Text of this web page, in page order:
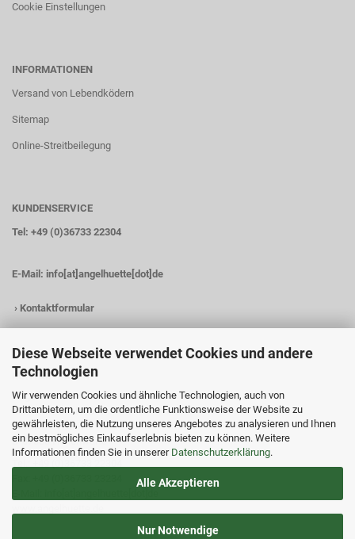
Diese Webseite verwendet Cookies und andere
Technologien
Wir verwenden Cookies und ähnliche Technologien, auch von
Drittanbietern, um die ordentliche Funktionsweise der Website zu
gewährleisten, die Nutzung unseres Angebotes zu analysieren und Ihnen
ein bestmögliches Einkaufserlebnis bieten zu können. Weitere
Informationen finden Sie in unserer Datenschutzerklärung.
Alle Akzeptieren
Nur Notwendige
Cookie Einstellungen
INFORMATIONEN
Versand von Lebendködern
Sitemap
Online-Streitbeilegung
KUNDENSERVICE
Tel: +49 (0)36733 22304
E-Mail: info[at]angelhuette[dot]de
› Kontaktformular
KONTAKTDATEN
Angelhütte
Inh.: Christina Heß
Preßwitzer Str. 18
D-07338 Hohenwarte